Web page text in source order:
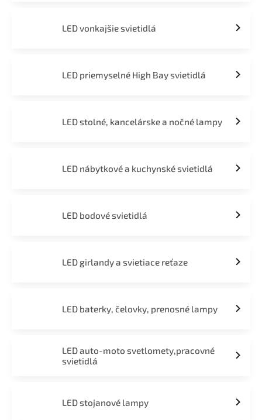
LED vonkajšie svietidlá
LED priemyselné High Bay svietidlá
LED stolné, kancelárske a nočné lampy
LED nábytkové a kuchynské svietidlá
LED bodové svietidlá
LED girlandy a svietiace reťaze
LED baterky, čelovky, prenosné lampy
LED auto-moto svetlomety,pracovné
svietidlá
LED stojanové lampy